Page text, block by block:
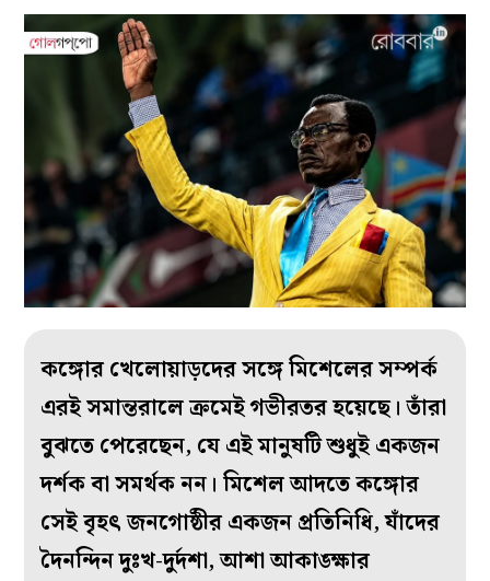
কঙ্গোর খেলোয়াড়দের সঙ্গে মিশেলের সম্পর্ক
এরই সমান্তরালে ক্রমেই গভীরতর হয়েছে। তাঁরা
বুঝতে পেরেছেন, যে এই মানুষটি শুধুই একজন
দর্শক বা সমর্থক নন। মিশেল আদতে কঙ্গোর
সেই বৃহৎ জনগোষ্ঠীর একজন প্রতিনিধি, যাঁদের
দৈনন্দিন দুঃখ-দুর্দশা, আশা আকাঙ্ক্ষার